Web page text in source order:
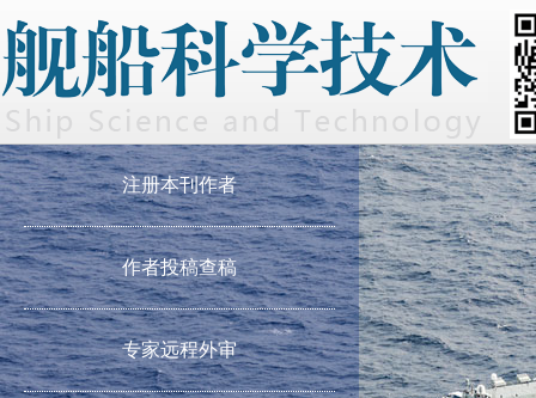
注册本刊作者
作者投稿查稿
专家远程外审